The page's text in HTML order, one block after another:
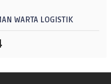
WARTA LOGISTIK